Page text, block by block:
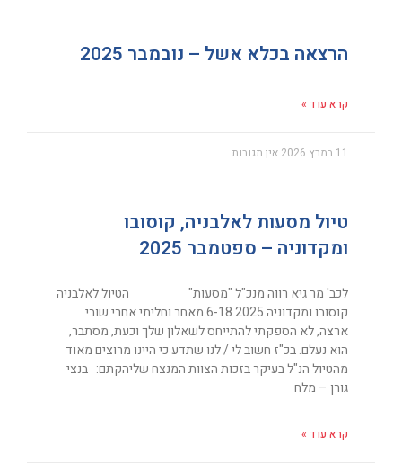
הרצאה בכלא אשל – נובמבר 2025
קרא עוד »
11 במרץ 2026 אין תגובות
טיול מסעות לאלבניה, קוסובו
ומקדוניה – ספטמבר 2025
לכב' מר גיא רווה מנכ"ל "מסעות" הטיול לאלבניה
קוסובו ומקדוניה 6-18.2025 מאחר וחליתי אחרי שובי
ארצה, לא הספקתי להתייחס לשאלון שלך וכעת, מסתבר,
הוא נעלם. בכ"ז חשוב לי / לנו שתדע כי היינו מרוצים מאוד
מהטיול הנ"ל בעיקר בזכות הצוות המנצח שליהקתם: בנצי
גורן – מלח
קרא עוד »